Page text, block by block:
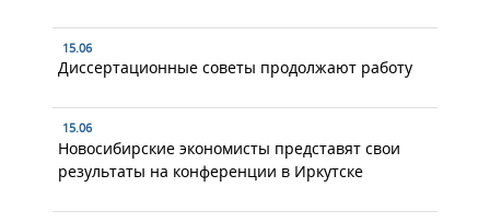
15.06
Диссертационные советы продолжают работу
15.06
Новосибирские экономисты представят свои
результаты на конференции в Иркутске